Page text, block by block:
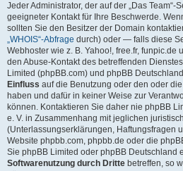
Jeder Administrator, der auf der „Das Team“-
geeigneter Kontakt für Ihre Beschwerde.
sollten Sie den Besitzer der Domain
„WHOIS“-Abfrage durch) oder — falls diese
Webhoster wie z. B. Yahoo!, free.fr,
den Abuse-Kontakt des betreffenden
Limited (phpBB.com) und phpBB
Einfluss auf die Benutzung oder den oder
haben und dafür in keiner Weise zur
können. Kontaktieren Sie daher nie phpBB
e. V. in Zusammenhang mit jeglichen
(Unterlassungserklärungen, Haftungsfragen
Website phpbb.com, phpbb.de oder die
Sie phpBB Limited oder phpBB Deutschland
Softwarenutzung durch Dritte betreffen, so